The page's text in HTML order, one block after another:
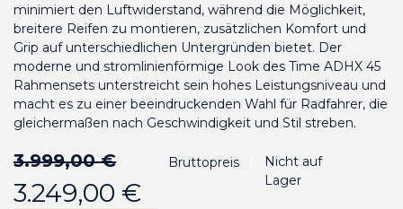
minimiert den Luftwiderstand, während die Möglichkeit,
breitere Reifen zu montieren, zusätzlichen Komfort und
Grip auf unterschiedlichen Untergründen bietet. Der
moderne und stromlinienförmige Look des Time ADHX 45
Rahmensets unterstreicht sein hohes Leistungsniveau und
macht es zu einer beeindruckenden Wahl für Radfahrer, die
gleichermaßen nach Geschwindigkeit und Stil streben.
3.999,00 €
3.249,00 €
Bruttopreis
Nicht auf
Lager